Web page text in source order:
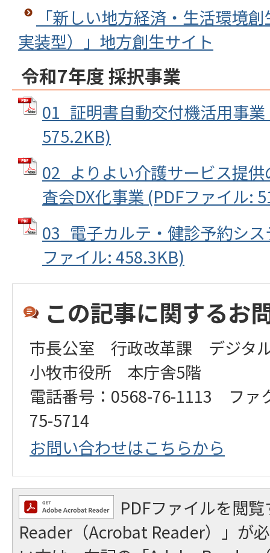
「新しい地方経済・生活環境
実装型）」地方創生サイト
令和7年度 採択事業
01_証明書自動交付機活用事
575.2KB)
02_よりよい介護サービス提
査会DX化事業 (PDFファイル:
03_電子カルテ・健診予約シ
ファイル: 458.3KB)
この記事に関するお
市長公室 行政改革課 デジタ
小牧市役所 本庁舎5階
電話番号：0568-76-1113 ファ
75-5714
お問い合わせはこちらから
PDFファイルを閲
Reader（Acrobat Reader）」が